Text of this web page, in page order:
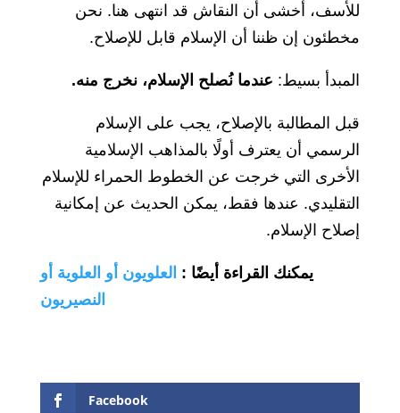
للأسف، أخشى أن النقاش قد انتهى هنا. نحن
مخطئون إن ظننا أن الإسلام قابل للإصلاح.
المبدأ بسيط: عندما نُصلح الإسلام، نخرج منه.
قبل المطالبة بالإصلاح، يجب على الإسلام
الرسمي أن يعترف أولًا بالمذاهب الإسلامية
الأخرى التي خرجت عن الخطوط الحمراء للإسلام
التقليدي. عندها فقط، يمكن الحديث عن إمكانية
إصلاح الإسلام.
يمكنك القراءة أيضًا : العلويون أو العلوية أو
النصيريون
Facebook